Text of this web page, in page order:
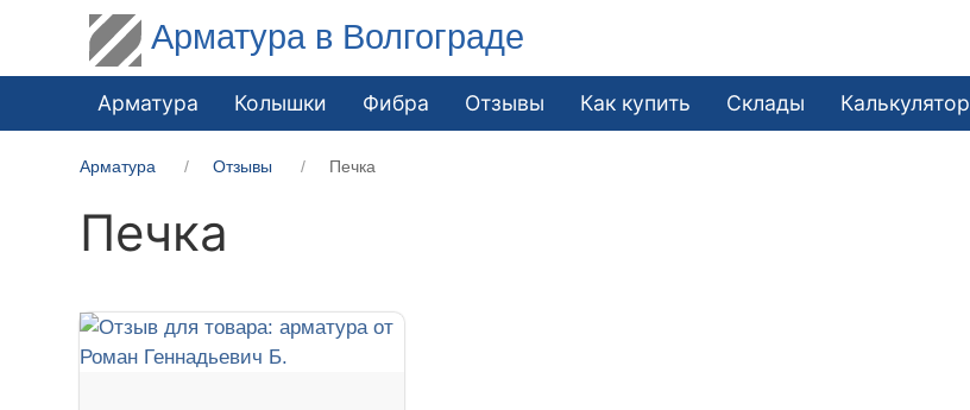
Арматура в Волгограде
Арматура Колышки Фибра Отзывы Как купить Склады Калькулятор
Арматура Отзывы Печка
Печка